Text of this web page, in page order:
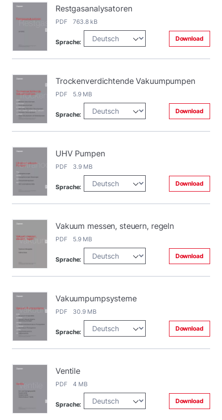
Restgasanalysatoren
PDF 763.8 kB
Sprache: Download
Trockenverdichtende Vakuumpumpen
PDF 5.9 MB
Sprache: Download
UHV Pumpen
PDF 3.9 MB
Sprache: Download
Vakuum messen, steuern, regeln
PDF 5.9 MB
Sprache: Download
Vakuumpumpsysteme
PDF 30.9 MB
Sprache: Download
Ventile
PDF 4 MB
Sprache: Download